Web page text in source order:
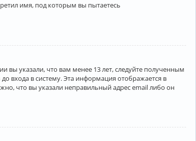
имя, под которым вы пытаетесь
вы указали, что вам менее 13 лет, следуйте полученным
входа в систему. Эта информация отображается в
что вы указали неправильный адрес email либо он